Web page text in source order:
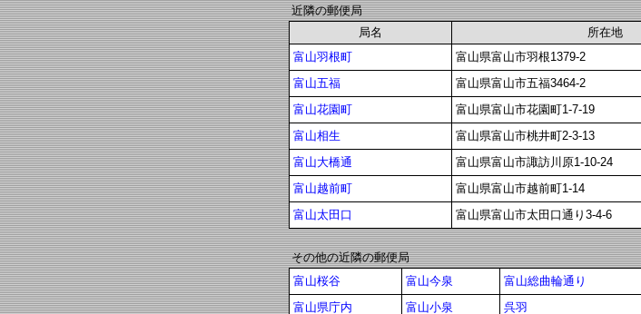
近隣の郵便局
局名
所在地
富山羽根町
富山県富山市羽根1379-2
富山五福
富山県富山市五福3464-2
富山花園町
富山県富山市花園町1-7-19
富山相生
富山県富山市桃井町2-3-13
富山大橋通
富山県富山市諏訪川原1-10-24
富山越前町
富山県富山市越前町1-14
富山太田口
富山県富山市太田口通り3-4-6
その他の近隣の郵便局
富山桜谷
富山今泉 富山総曲輪通り
富山県庁内
富山小泉 呉羽